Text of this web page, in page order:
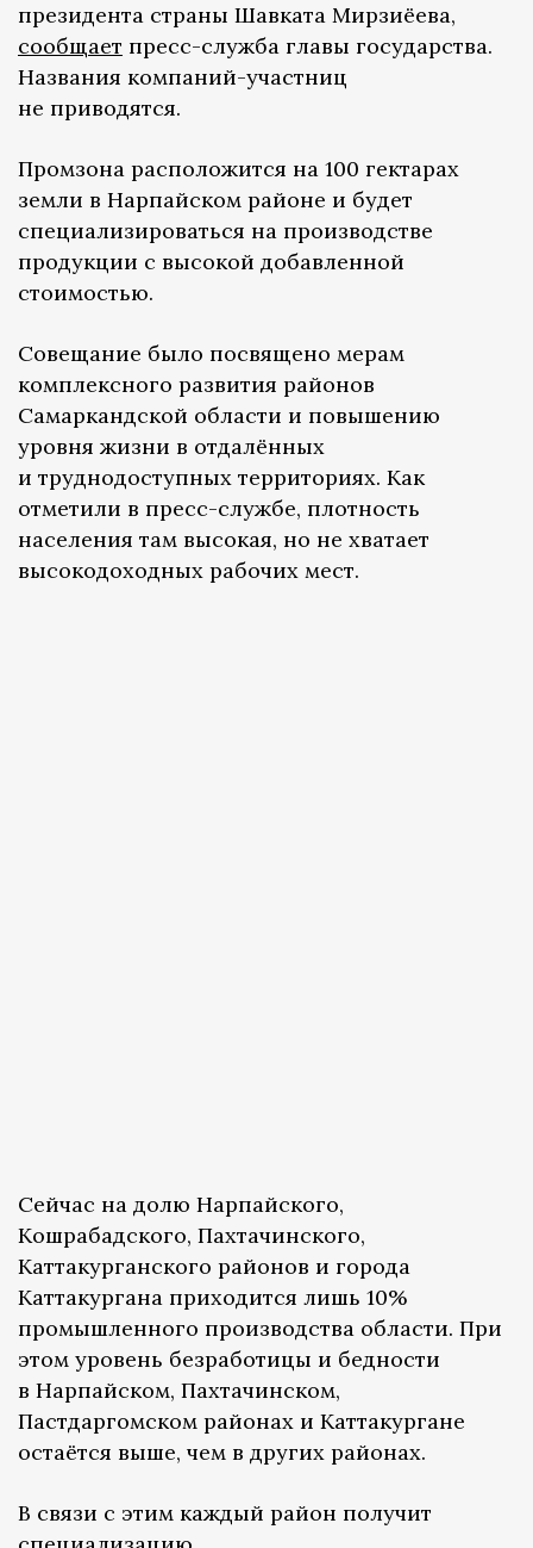
президента страны Шавката Мирзиёева,
сообщает пресс-служба главы государства.
Названия компаний-участниц
не приводятся.
Промзона расположится на 100 гектарах
земли в Нарпайском районе и будет
специализироваться на производстве
продукции с высокой добавленной
стоимостью.
Совещание было посвящено мерам
комплексного развития районов
Самаркандской области и повышению
уровня жизни в отдалённых
и труднодоступных территориях. Как
отметили в пресс-службе, плотность
населения там высокая, но не хватает
высокодоходных рабочих мест.
Сейчас на долю Нарпайского,
Кошрабадского, Пахтачинского,
Каттакурганского районов и города
Каттакургана приходится лишь 10%
промышленного производства области. При
этом уровень безработицы и бедности
в Нарпайском, Пахтачинском,
Пастдаргомском районах и Каттакургане
остаётся выше, чем в других районах.
В связи с этим каждый район получит